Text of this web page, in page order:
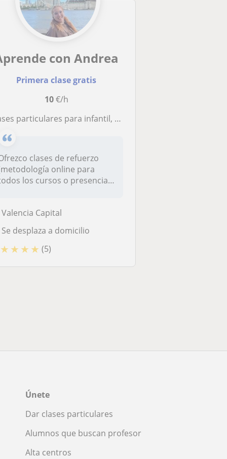
con Andrea
Primera clase gratis
10€/h
particulares para infantil, primaria, secundaria y bachillerato
clases de refuerzo
online para
los cursos o presencial
Valencia Capital
Se desplaza a domicilio
★ ★ ★ ★ (5)
Únete
Dar clases particulares
Alumnos que buscan profesor
Alta centros